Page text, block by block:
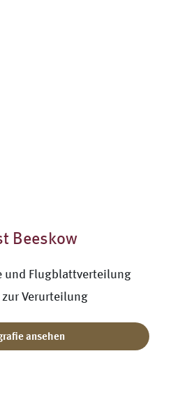
Beeskow
und Flugblattverteilung
Verurteilung
ansehen